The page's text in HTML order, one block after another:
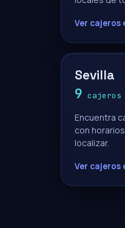
Ver cajeros
Sevilla
9 cajeros
Encuentra
con
localizar.
Ver cajeros